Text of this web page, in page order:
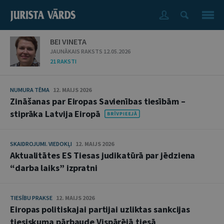
BEI VINETA
JAUNĀKAIS RAKSTS 12.05.2026
21 RAKSTI
NUMURA TĒMA 12. MAIJS 2026
Zināšanas par Eiropas Savienības tiesībām –
stiprāka Latvija Eiropā
SKAIDROJUMI. VIEDOKĻI 12. MAIJS 2026
Aktualitātes ES Tiesas judikatūrā par jēdziena
“darba laiks” izpratni
TIESĪBU PRAKSE 12. MAIJS 2026
Eiropas politiskajai partijai uzliktas sankcijas